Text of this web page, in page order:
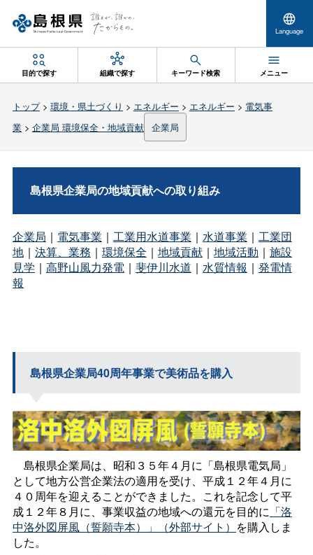
Language
目的で探す 組織で探す キーワード検索 メニュー
トップ> 環境・県土づくり > エネルギー > エネルギー > 電気事
業> 企業局 環境保全・地域貢献 企業局
島根県企業局の地域貢献への取り組み
企業局 ｜ 電気事業 ｜ 工業用水道事業 ｜ 水道事業 ｜ 工業団
地｜ 決算、業務 ｜ 環境保全 ｜ 地域貢献｜ 地域活動 ｜ 施設
見学 ｜ 高野山風力発電 ｜ 斐伊川水道 ｜ 水質情報 ｜ 発電情
報
島根県企業局40周年事業で美術品を購入
島根県企業局は、昭和３５年４月に「島根県電気局」
として地方公営企業法の適用を受け、平成１２年４月に
４０周年を迎えることができました。これを記念して平
成１２年８月に、事業収益の地域への還元を目的に 「洛
中洛外図屏風（誓願寺本）」（外部サイト） を購入しま
した。